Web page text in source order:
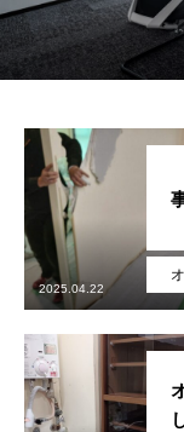
2025.04.22